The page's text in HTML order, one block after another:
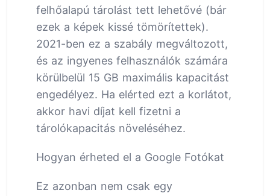
felhőalapú tárolást tett lehetővé (bár
ezek a képek kissé tömörítettek).
2021-ben ez a szabály megváltozott,
és az ingyenes felhasználók számára
körülbelül 15 GB maximális kapacitást
engedélyez. Ha elérted ezt a korlátot,
akkor havi díjat kell fizetni a
tárolókapacitás növeléséhez.
Hogyan érheted el a Google Fotókat
Ez azonban nem csak egy